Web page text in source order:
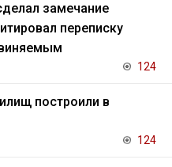
замечание
переписку
124
построили в
124